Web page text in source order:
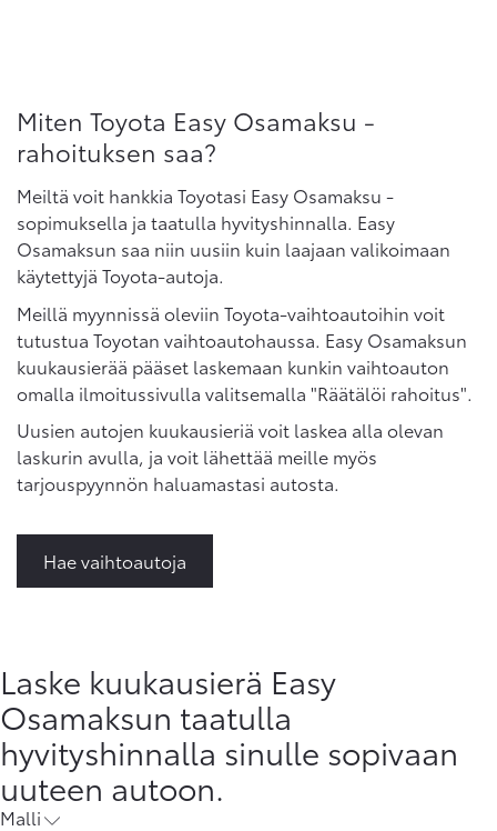
Miten Toyota Easy Osamaksu -
rahoituksen saa?
Meiltä voit hankkia Toyotasi Easy Osamaksu -
sopimuksella ja taatulla hyvityshinnalla. Easy
Osamaksun saa niin uusiin kuin laajaan valikoimaan
käytettyjä Toyota-autoja.
Meillä myynnissä oleviin Toyota-vaihtoautoihin voit
tutustua Toyotan vaihtoautohaussa. Easy Osamaksun
kuukausierää pääset laskemaan kunkin vaihtoauton
omalla ilmoitussivulla valitsemalla "Räätälöi rahoitus".
Uusien autojen kuukausieriä voit laskea alla olevan
laskurin avulla, ja voit lähettää meille myös
tarjouspyynnön haluamastasi autosta.
Hae vaihtoautoja
Laske kuukausierä Easy
Osamaksun taatulla
hyvityshinnalla sinulle sopivaan
uuteen autoon.
Malli